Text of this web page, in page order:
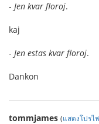
- Jen kvar floroj.
kaj
- Jen estas kvar floroj.
Dankon
tommjames (แสดงโปรไ